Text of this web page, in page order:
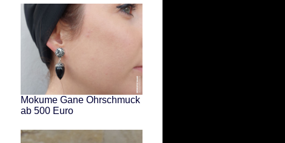
Mokume Gane Ohrschmuck
ab 500 Euro